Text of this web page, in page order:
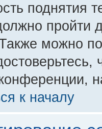
поднятия
пройти
можно
к началу